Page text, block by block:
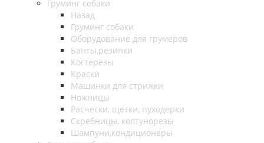
Груминг собаки
Назад
Груминг собаки
Оборудование для грумеров
Банты,резинки
Когтерезы
Краски
Машинки для стрижки
Ножницы
Расчески, щетки, пуходерки
Скребницы, колтунорезы
Шампуни,кондиционеры